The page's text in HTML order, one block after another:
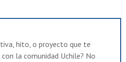
hito, o proyecto que te
la comunidad Uchile? No